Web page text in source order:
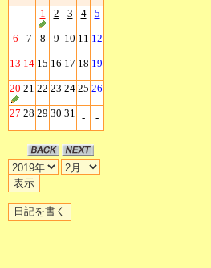
- - 1 2 3 4 5
6 7 8 9 10 11 12
13 14 15 16 17 18 19
20 21 22 23 24 25 26
27 28 29 30 31 - -